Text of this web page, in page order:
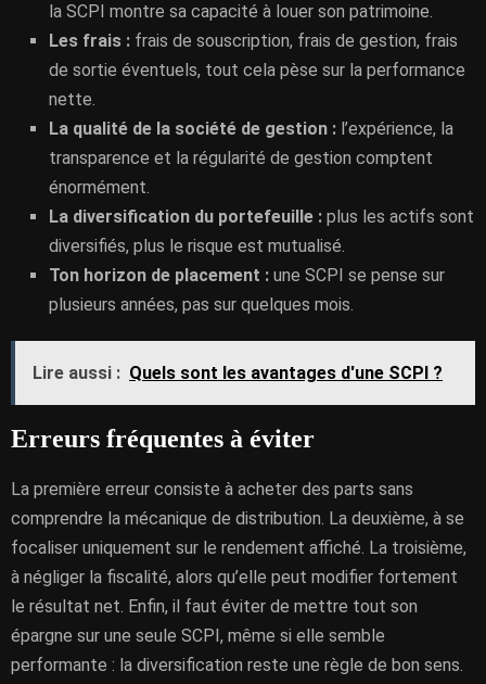
la SCPI montre sa capacité à louer son patrimoine.
Les frais : frais de souscription, frais de gestion, frais
de sortie éventuels, tout cela pèse sur la performance
nette.
La qualité de la société de gestion : l’expérience, la
transparence et la régularité de gestion comptent
énormément.
La diversification du portefeuille : plus les actifs sont
diversifiés, plus le risque est mutualisé.
Ton horizon de placement : une SCPI se pense sur
plusieurs années, pas sur quelques mois.
Lire aussi : Quels sont les avantages d'une SCPI ?
Erreurs fréquentes à éviter
La première erreur consiste à acheter des parts sans
comprendre la mécanique de distribution. La deuxième, à se
focaliser uniquement sur le rendement affiché. La troisième,
à négliger la fiscalité, alors qu’elle peut modifier fortement
le résultat net. Enfin, il faut éviter de mettre tout son
épargne sur une seule SCPI, même si elle semble
performante : la diversification reste une règle de bon sens.